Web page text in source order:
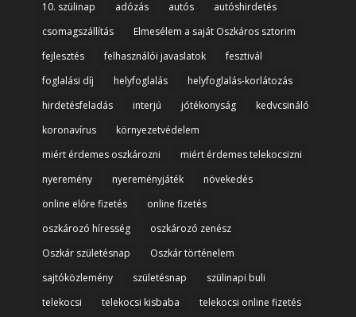
10. szülinap adózás autós
autóshirdetés
csomagszállítás
Elmesélem a saját Oszkáros sztorim
fejlesztés
felhasználói javaslatok
fesztivál
foglalási díj
helyfoglalás
helyfoglalás-korlátozás
hirdetésfeladás
interjú jótékonyság
kedvcsináló
koronavírus
környezetvédelem
miért érdemes oszkározni
miért érdemes telekocsizni
nyeremény
nyereményjáték
növekedés
online előre fizetés
online fizetés
oszkározó híresség
oszkározó zenész
Oszkár születésnap
Oszkár történelem
sajtóközlemény
születésnap
szülinapi buli
telekocsi
telekocsi kisbaba
telekocsi online fizetés